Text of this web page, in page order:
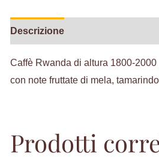
Descrizione
Caffè Rwanda di altura 1800-
con note fruttate di mela,
Prodotti